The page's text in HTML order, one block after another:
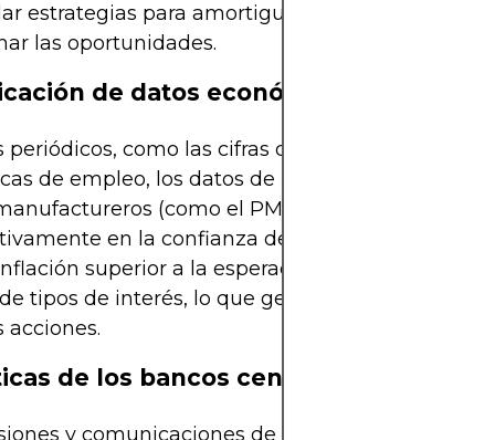
estrategias para amortiguar posibles pérdidas
las oportunidades.
de datos económicos
periódicos, como las cifras de crecimiento del
de empleo, los datos de inflación (IPC e IPP)
(como el PMI), pueden influir
en la confianza del mercado. Por
superior a la esperada puede generar
tipos de interés, lo que genera una presión a
acciones.
de los bancos centrales
y comunicaciones de instituciones como